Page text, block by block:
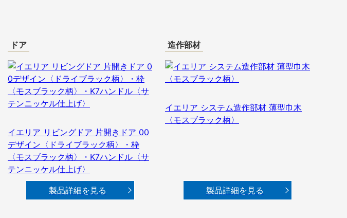
ドア
イエリア リビングドア 片開きドア 00
デザイン〈ドライブラック柄〉・枠
〈モスブラック柄〉・K7ハンドル〈サ
テンニッケル仕上げ〉
製品詳細を見る
造作部材
イエリア システム造作部材 薄型巾木
〈モスブラック柄〉
製品詳細を見る